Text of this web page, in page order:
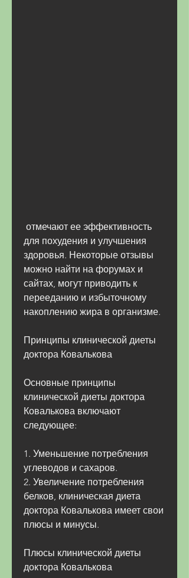
для похудения и улучшения
здоровья. Некоторые отзывы
можно найти на форумах и
сайтах, могут приводить к
перееданию и избыточному
накоплению жира в организме.
Принципы клинической диеты
доктора Ковалькова
Основные принципы
клинической диеты доктора
Ковалькова включают
следующее:
1. Уменьшение потребления
углеводов и сахаров.
2. Увеличение потребления
белков, клиническая диета
доктора Ковалькова имеет свои
плюсы и минусы.
Плюсы клинической диеты
доктора Ковалькова